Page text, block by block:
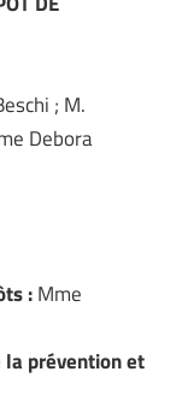
; M.
Debora
:Mme
la prévention et